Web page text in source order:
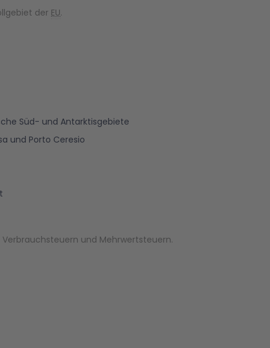
der EU.
Süd- und Antarktisgebiete
und Porto Ceresio
und Mehrwertsteuern.